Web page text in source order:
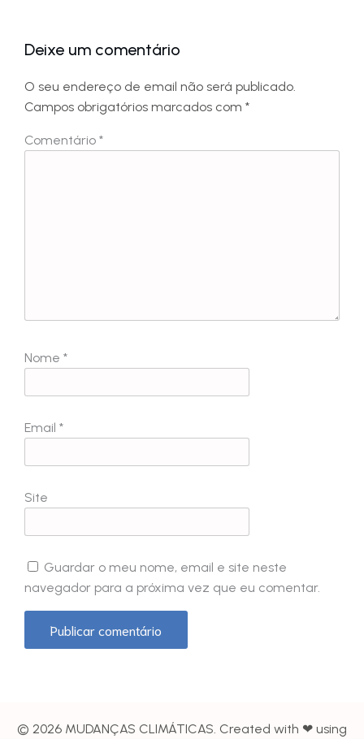
Deixe um comentário
O seu endereço de email não será publicado.
Campos obrigatórios marcados com *
Comentário *
Nome *
Email *
Site
Guardar o meu nome, email e site neste
navegador para a próxima vez que eu comentar.
© 2026 MUDANÇAS CLIMÁTICAS. Created with ❤ using